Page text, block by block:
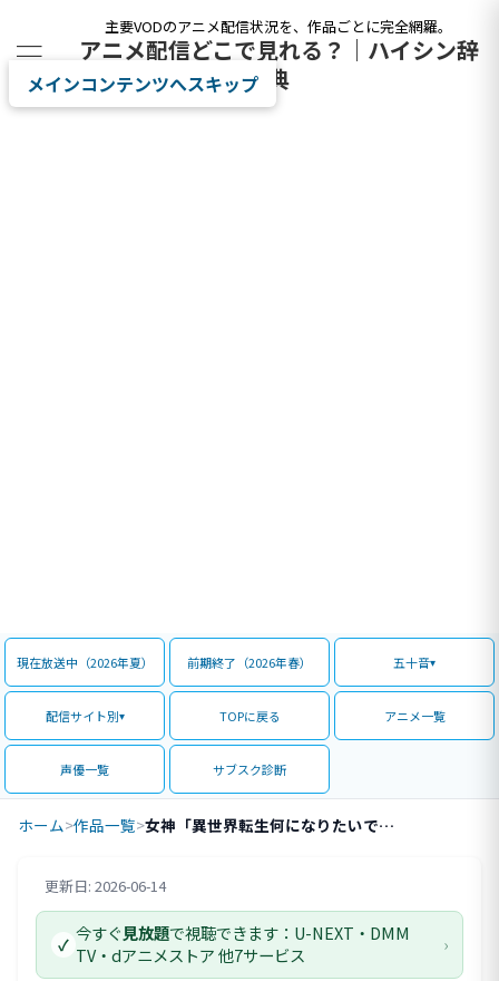
主要VODのアニメ配信状況を、作品ごとに完全網羅。
アニメ配信どこで見れる？｜ハイシン辞
典
メインコンテンツへスキップ
現在放送中（2026年夏） 前期終了（2026年春） 五十音
配信サイト別 TOPに戻る アニメ一覧
声優一覧 サブスク診断
ホーム>作品一覧> 女神「異世界転生何になりたいですか」 俺「勇者の肋骨で」
更新日: 2026-06-14
✓ 今すぐ見放題で視聴できます：U-NEXT・DMM
TV・dアニメストア 他7サービス
›
評価情報